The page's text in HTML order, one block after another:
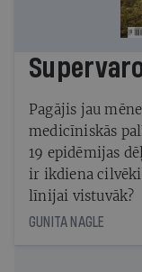
Pagājis jau
medicīniskās
19 epidēmijas
ir ikdiena
līnijai vistuvāk?
GUNITA NAGLE